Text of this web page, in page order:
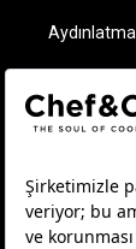
Elektronik
Sipariş
Çerez